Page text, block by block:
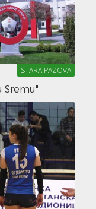
STARA PAZOVA
Sremu"